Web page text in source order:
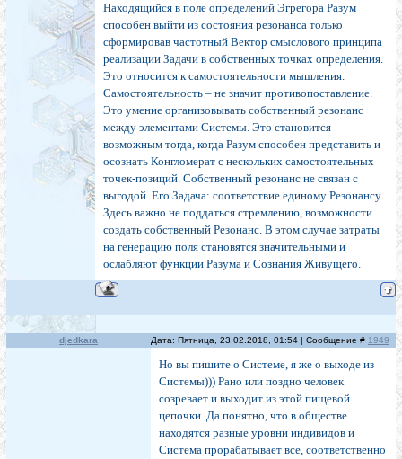
Находящийся в поле определений Эгрегора Разум
способен выйти из состояния резонанса только
сформировав частотный Вектор смыслового принципа
реализации Задачи в собственных точках определения.
Это относится к самостоятельности мышления.
Самостоятельность – не значит противопоставление.
Это умение организовывать собственный резонанс
между элементами Системы. Это становится
возможным тогда, когда Разум способен представить и
осознать Конгломерат с нескольких самостоятельных
точек-позиций. Собственный резонанс не связан с
выгодой. Его Задача: соответствие единому Резонансу.
Здесь важно не поддаться стремлению, возможности
создать собственный Резонанс. В этом случае затраты
на генерацию поля становятся значительными и
ослабляют функции Разума и Сознания Живущего.
djedkara Дата: Пятница, 23.02.2018, 01:54 | Сообщение # 1949
Но вы пишите о Системе, я же о выходе из
Системы))) Рано или поздно человек
созревает и выходит из этой пищевой
цепочки. Да понятно, что в обществе
находятся разные уровни индивидов и
Система прорабатывает все, соответственно